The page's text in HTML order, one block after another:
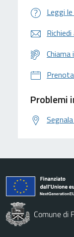
Leggi
Problemi
Comune di